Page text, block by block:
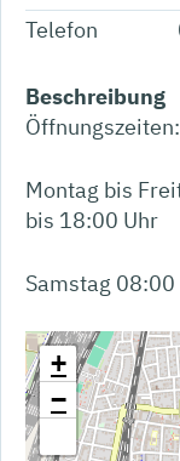
Telefon
Beschreibung
Öffnungszeiten:
Montag bis
bis 18:00 Uhr
Samstag
+
−